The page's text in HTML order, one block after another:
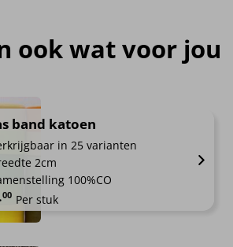
ook wat voor jou
band katoen
in 25 varianten
2cm
100%CO
00 Per stuk